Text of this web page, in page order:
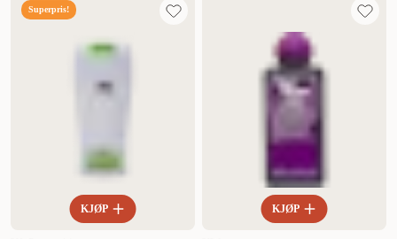
Superpris!
KJØP KJØP